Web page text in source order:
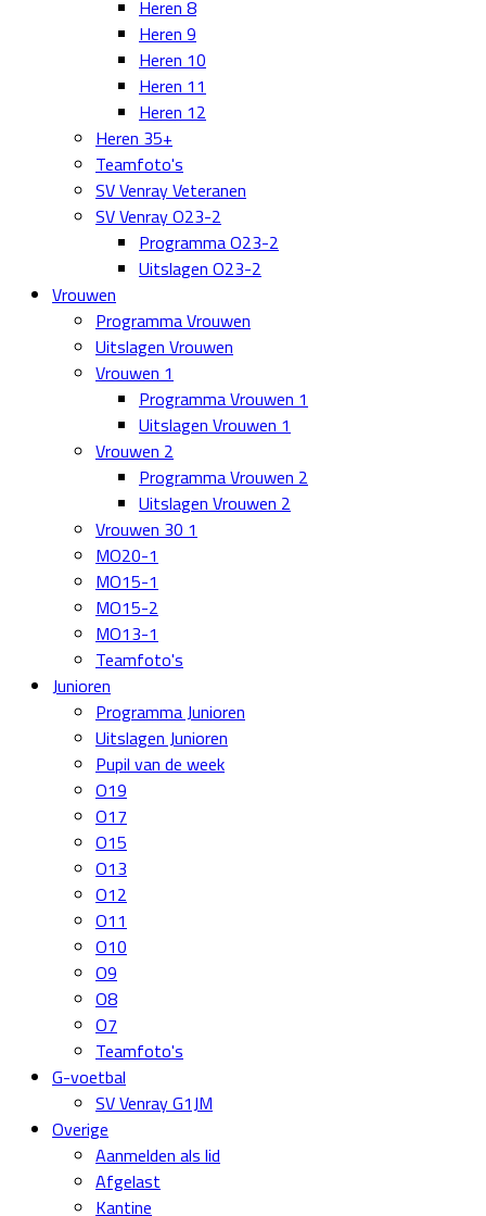
Heren 8
Heren 9
Heren 10
Heren 11
Heren 12
Heren 35+
Teamfoto's
SV Venray Veteranen
SV Venray O23-2
Programma O23-2
Uitslagen O23-2
Vrouwen
Programma Vrouwen
Uitslagen Vrouwen
Vrouwen 1
Programma Vrouwen 1
Uitslagen Vrouwen 1
Vrouwen 2
Programma Vrouwen 2
Uitslagen Vrouwen 2
Vrouwen 30 1
MO20-1
MO15-1
MO15-2
MO13-1
Teamfoto's
Junioren
Programma Junioren
Uitslagen Junioren
Pupil van de week
O19
O17
O15
O13
O12
O11
O10
O9
O8
O7
Teamfoto's
G-voetbal
SV Venray G1JM
Overige
Aanmelden als lid
Afgelast
Kantine